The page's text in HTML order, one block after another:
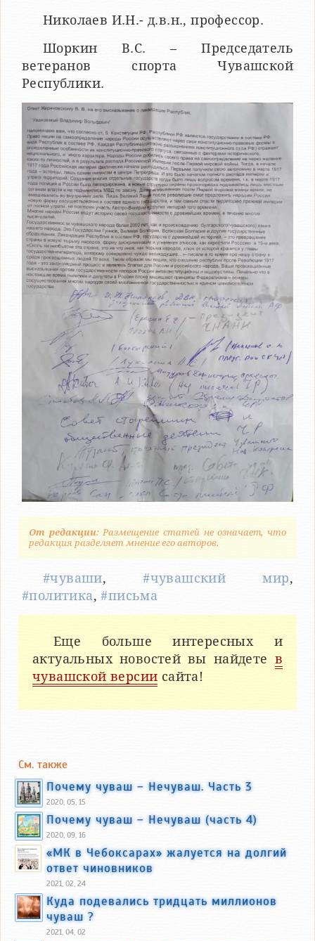
Николаев И.Н.- д.в.н., профессор.
Шоркин В.С. – Председатель
ветеранов спорта Чувашской
Республики.
От редакции: Размещение статей не означает, что
редакция разделяет мнение его авторов.
#чуваши,#чувашский мир,
#политика,#письма
Еще больше интересных и
актуальных новостей вы найдете в
чувашской версии сайта!
См. также
Почему чуваш – Нечуваш. Часть 3
2020, 05, 15
Почему чуваш – Нечуваш (часть 4)
2020, 09, 16
«МК в Чебоксарах» жалуется на долгий
ответ чиновников
2021, 02, 24
Куда подевались тридцать миллионов
чуваш ?
2021, 04, 02